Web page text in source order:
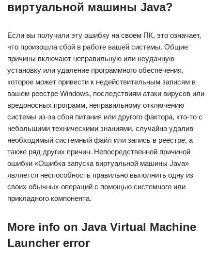
виртуальной машины Java?
Если вы получили эту ошибку на своем ПК, это означает,
что произошла сбой в работе вашей системы. Общие
причины включают неправильную или неудачную
установку или удаление программного обеспечения,
которое может привести к недействительным записям в
вашем реестре Windows, последствиям атаки вирусов или
вредоносных программ, неправильному отключению
системы из-за сбоя питания или другого фактора, кто-то с
небольшими техническими знаниями, случайно удалив
необходимый системный файл или запись в реестре, а
также ряд других причин. Непосредственной причиной
ошибки «Ошибка запуска виртуальной машины Java»
является неспособность правильно выполнить одну из
своих обычных операций с помощью системного или
прикладного компонента.
More info on Java Virtual Machine
Launcher error